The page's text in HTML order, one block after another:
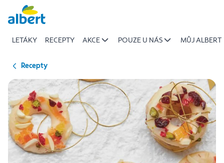
Přeskočit
LETÁKY RECEPTY AKCE POUZE U NÁS MŮJ ALBERT
Recepty